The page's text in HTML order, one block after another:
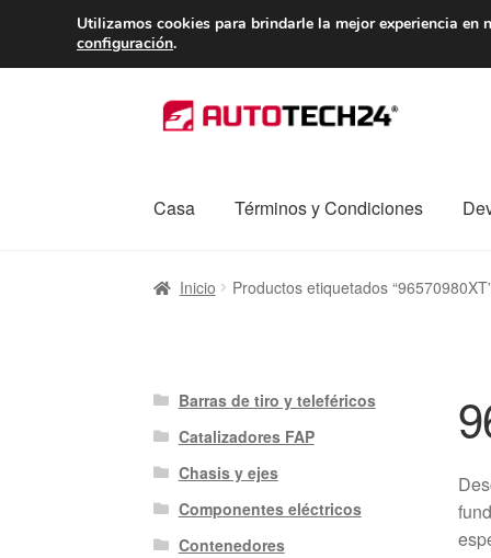
ENTREGA desde
Ir
a
Ir
al
Casa
Términos y Condiciones
InicioCaja registradora CarroContacto
Inicio Productos etiquetados
Barras de tiro y teleféricos
Catalizadores FAP
Chasis y ejes
Componentes eléctricos
Contenedores
Utilizamos cookies para brindarle la mejor experiencia en
configuración.